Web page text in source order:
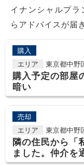
イナンシャルプラ
らアドバイスが届
購入
エリア
東京都中野
購入予定の部屋
暗い
売却
エリア
東京都中野
隣の住民から「
ました。仲介を